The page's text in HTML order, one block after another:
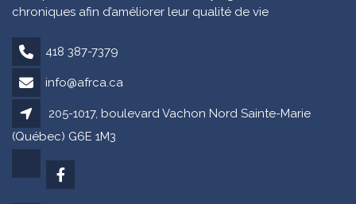
chroniques afin d’améliorer leur qualité de vie
418 387-7379
info@afrca.ca
205-1017, boulevard Vachon Nord Sainte-Marie
(Québec) G6E 1M3